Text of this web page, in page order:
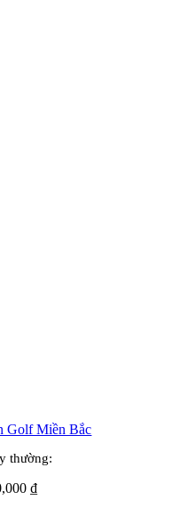
Golf Miền Bắc
thường:
₫